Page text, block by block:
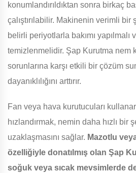
konumlandırıldıktan sonra birkaç
çalıştırılabilir. Makinenin verimli bir
belirli periyotlarla bakımı yapılmalı
temizlenmelidir. Şap Kurutma nem
sorunlarına karşı etkili bir çözüm
dayanıklılığını arttırır.
Fan veya hava kurutucuları
hızlandırmak, nemin daha hızlı bir
uzaklaşmasını sağlar. Mazotlu
özelliğiyle donatılmış olan Şap
soğuk veya sıcak mevsimlerde